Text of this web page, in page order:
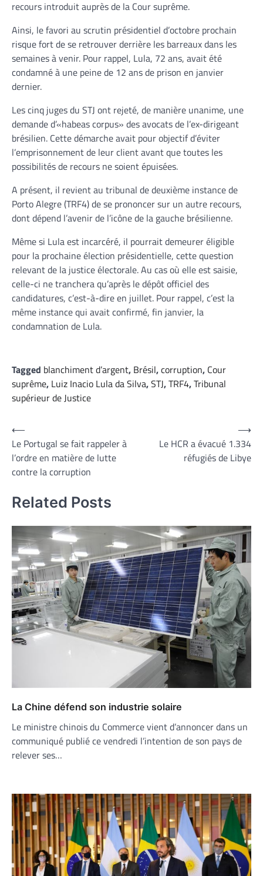
recours introduit auprès de la Cour suprême.
Ainsi, le favori au scrutin présidentiel d’octobre prochain
risque fort de se retrouver derrière les barreaux dans les
semaines à venir. Pour rappel, Lula, 72 ans, avait été
condamné à une peine de 12 ans de prison en janvier
dernier.
Les cinq juges du STJ ont rejeté, de manière unanime, une
demande d’«habeas corpus» des avocats de l’ex-dirigeant
brésilien. Cette démarche avait pour objectif d’éviter
l’emprisonnement de leur client avant que toutes les
possibilités de recours ne soient épuisées.
A présent, il revient au tribunal de deuxième instance de
Porto Alegre (TRF4) de se prononcer sur un autre recours,
dont dépend l’avenir de l’icône de la gauche brésilienne.
Même si Lula est incarcéré, il pourrait demeurer éligible
pour la prochaine élection présidentielle, cette question
relevant de la justice électorale. Au cas où elle est saisie,
celle-ci ne tranchera qu’après le dépôt officiel des
candidatures, c’est-à-dire en juillet. Pour rappel, c’est la
même instance qui avait confirmé, fin janvier, la
condamnation de Lula.
Tagged blanchiment d’argent, Brésil,corruption, Cour
suprême, Luiz Inacio Lula da Silva,STJ,TRF4,Tribunal
supérieur de Justice
Navigation
de
l’article
⟵
Le Portugal se fait rappeler à
l’ordre en matière de lutte
contre la corruption
Le HCR a évacué 1.334
réfugiés de Libye
⟶
Related Posts
La Chine défend son industrie solaire
Le ministre chinois du Commerce vient d’annoncer dans un
communiqué publié ce vendredi l’intention de son pays de
relever ses…